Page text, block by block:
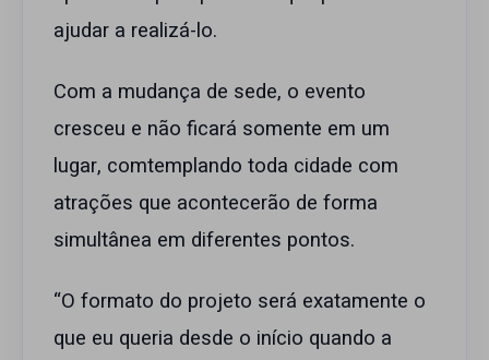
ajudar a realizá-lo.
Com a mudança de sede, o evento
cresceu e não ficará somente em um
lugar, comtemplando toda cidade com
atrações que acontecerão de forma
simultânea em diferentes pontos.
“O formato do projeto será exatamente o
que eu queria desde o início quando a